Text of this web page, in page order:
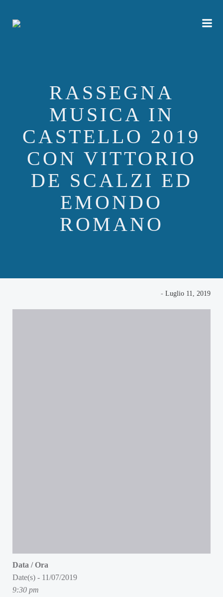
RASSEGNA
MUSICA IN
CASTELLO 2019
CON VITTORIO
DE SCALZI ED
EMONDO
ROMANO
- Luglio 11, 2019
Data / Ora
Date(s) - 11/07/2019
9:30 pm